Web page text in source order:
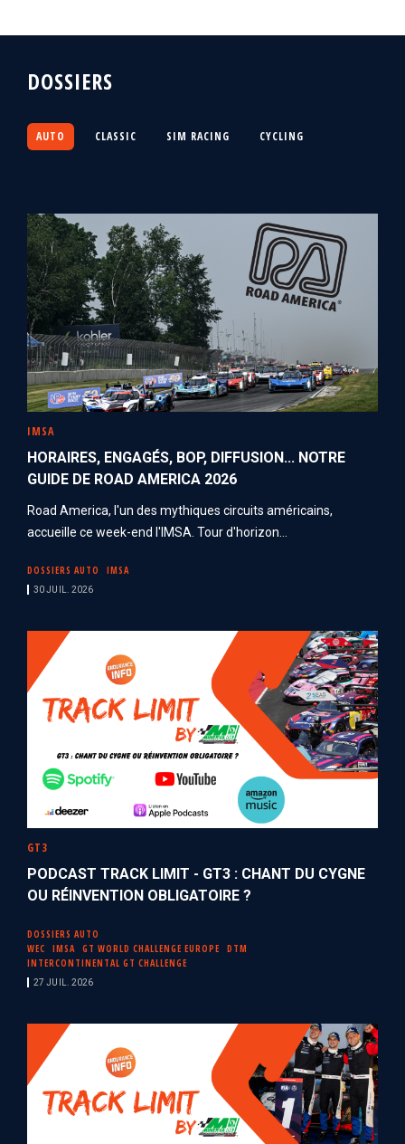
DOSSIERS
AUTO CLASSIC SIM RACING CYCLING
IMSA
HORAIRES, ENGAGÉS, BOP, DIFFUSION... NOTRE
GUIDE DE ROAD AMERICA 2026
Road America, l'un des mythiques circuits américains,
accueille ce week-end l'IMSA. Tour d'horizon...
DOSSIERS AUTO IMSA
30 JUIL. 2026
GT3
PODCAST TRACK LIMIT - GT3 : CHANT DU CYGNE
OU RÉINVENTION OBLIGATOIRE ?
DOSSIERS AUTO
WEC
IMSA GT WORLD CHALLENGE EUROPE
DTM
INTERCONTINENTAL GT CHALLENGE
27 JUIL. 2026